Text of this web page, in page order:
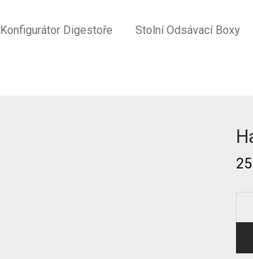
Konfigurátor Digestoře Stolní Odsávací Boxy
25